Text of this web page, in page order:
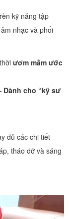
kỹ năng tập
nhạc và phối
ươm mầm ước
Dành cho “kỹ sư
đủ các chi tiết
tháo dỡ và sáng